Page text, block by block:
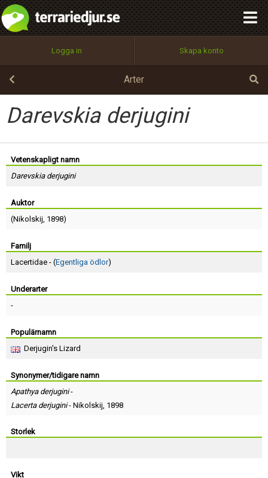
Logga in Skapa konto
Arter
Darevskia derjugini
Vetenskapligt namn
Darevskia derjugini
Auktor
(Nikolskij, 1898)
Familj
Lacertidae - (Egentliga ödlor)
Underarter
-
Populärnamn
Derjugin's Lizard
Synonymer/tidigare namn
Apathya derjugini-
Lacerta derjugini- Nikolskij, 1898
Storlek
Vikt
Utför
100%
OK
integritetspolicy
Namn:
Epost:
Lösenord:
Terms of Service
Begär nytt lösenord
Tillbaka till förstasidan